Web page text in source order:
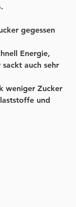
gegessen
Energie,
auch sehr
weniger Zucker
und